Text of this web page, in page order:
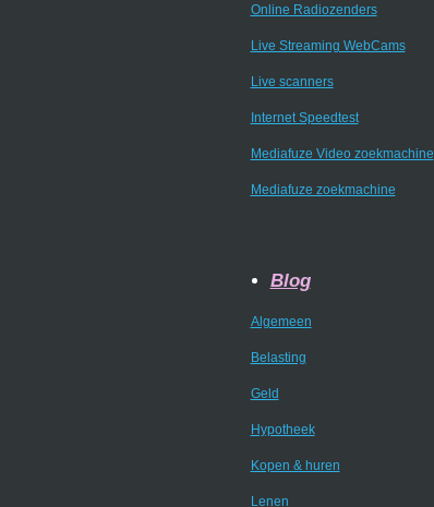
Online Radiozenders
Live Streaming WebCams
Live scanners
Internet Speedtest
Mediafuze Video zoekmachine
Mediafuze zoekmachine
Blog
Algemeen
Belasting
Geld
Hypotheek
Kopen & huren
Lenen